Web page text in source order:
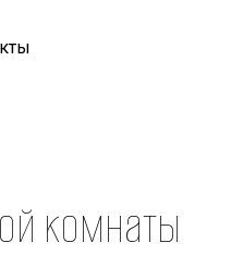
комнаты